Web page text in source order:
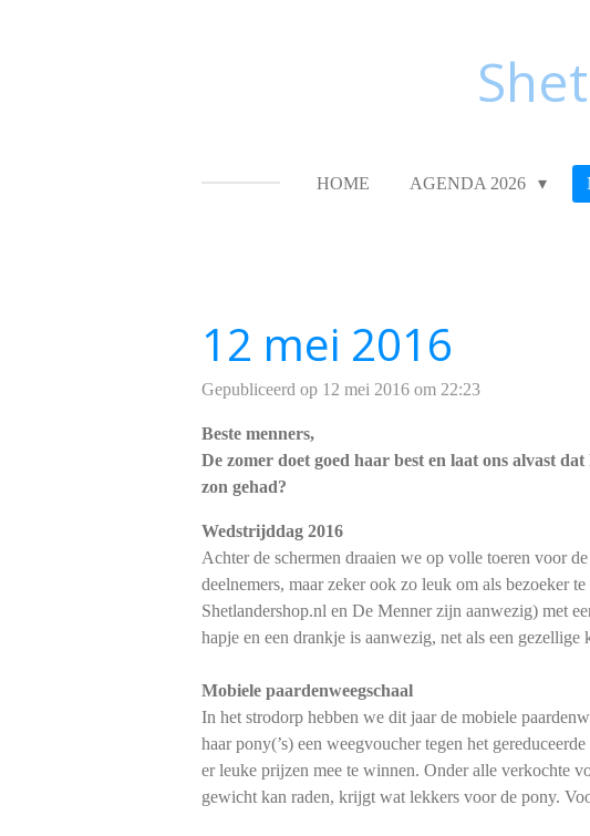
HOME AGENDA 2026
12 mei 2016
Gepubliceerd op 12 mei 2016 om 22:23
Beste menners,
De zomer doet goed haar best en laat ons alvast
zon gehad?
Wedstrijddag 2016
Achter de schermen draaien we op volle toeren voor
deelnemers, maar zeker ook zo leuk om als bezoeker
Shetlandershop.nl en De Menner zijn aanwezig) met
hapje en een drankje is aanwezig, net als een
Mobiele paardenweegschaal
In het strodorp hebben we dit jaar de mobiele
haar pony(’s) een weegvoucher tegen het
er leuke prijzen mee te winnen. Onder alle verkochte
gewicht kan raden, krijgt wat lekkers voor de pony.